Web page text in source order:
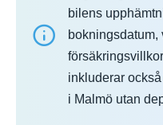
bilens
bokningsdatum,
inkluderar
i Malmö utan